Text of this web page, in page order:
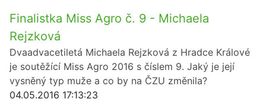
Finalistka Miss Agro č. 9 - Michaela
Rejzková
Dvaadvacetiletá Michaela Rejzková z Hradce Králové
je soutěžící Miss Agro 2016 s číslem 9. Jaký je její
vysněný typ muže a co by na ČZU změnila?
04.05.2016 17:13:23